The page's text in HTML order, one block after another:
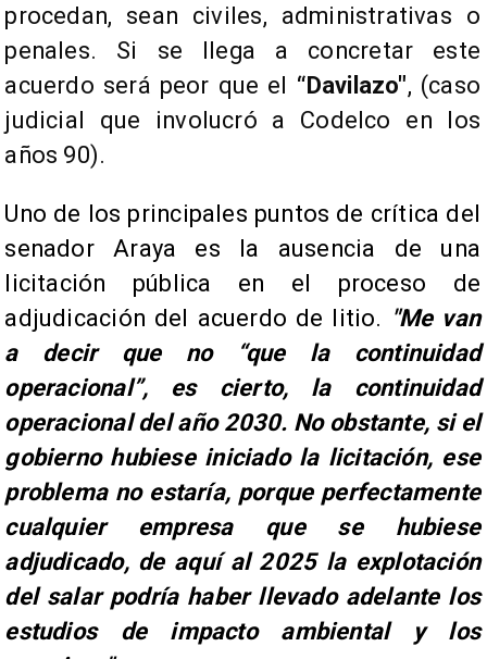
procedan, sean civiles, administrativas o
penales. Si se llega a concretar este
acuerdo será peor que el “Davilazo", (caso
judicial que involucró a Codelco en los
años 90).
Uno de los principales puntos de crítica del
senador Araya es la ausencia de una
licitación pública en el proceso de
adjudicación del acuerdo de litio. "Me van
a decir que no “que la continuidad
operacional”, es cierto, la continuidad
operacional del año 2030. No obstante, si el
gobierno hubiese iniciado la licitación, ese
problema no estaría, porque perfectamente
cualquier empresa que se hubiese
adjudicado, de aquí al 2025 la explotación
del salar podría haber llevado adelante los
estudios de impacto ambiental y los